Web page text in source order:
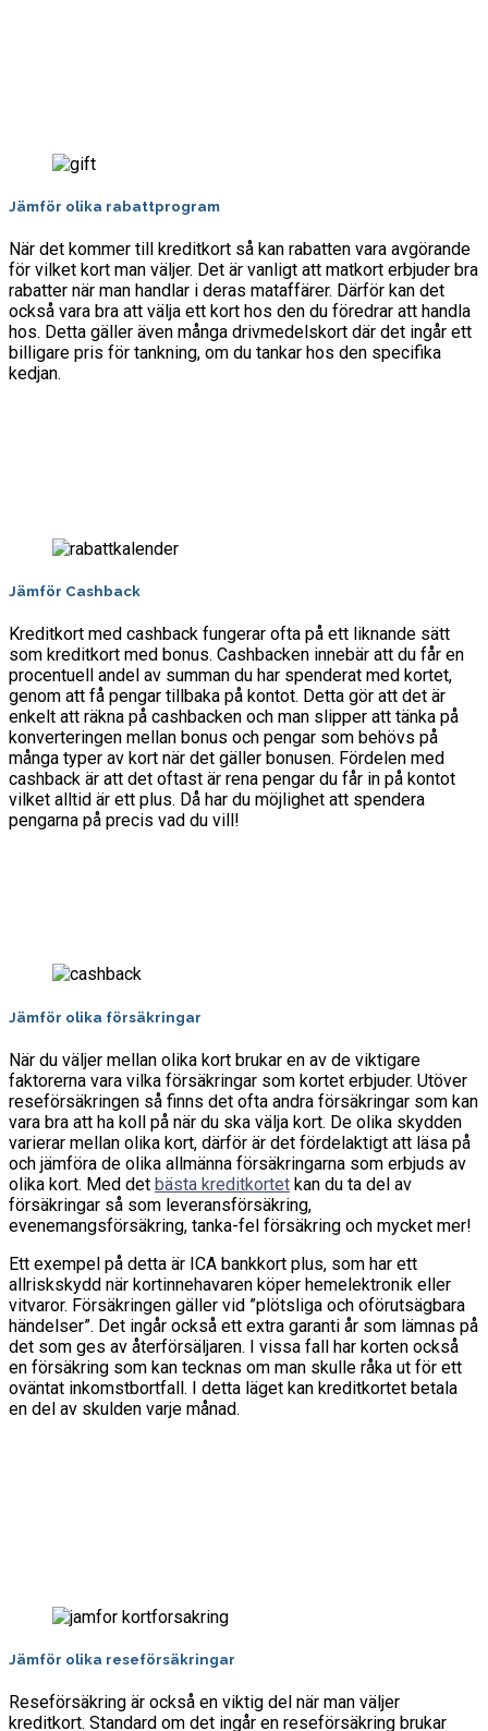
Jämför olika rabattprogram
När det kommer till kreditkort så kan rabatten vara avgörande
för vilket kort man väljer. Det är vanligt att matkort erbjuder bra
rabatter när man handlar i deras mataffärer. Därför kan det
också vara bra att välja ett kort hos den du föredrar att handla
hos. Detta gäller även många drivmedelskort där det ingår ett
billigare pris för tankning, om du tankar hos den specifika
kedjan.
Jämför Cashback
Kreditkort med cashback fungerar ofta på ett liknande sätt
som kreditkort med bonus. Cashbacken innebär att du får en
procentuell andel av summan du har spenderat med kortet,
genom att få pengar tillbaka på kontot. Detta gör att det är
enkelt att räkna på cashbacken och man slipper att tänka på
konverteringen mellan bonus och pengar som behövs på
många typer av kort när det gäller bonusen. Fördelen med
cashback är att det oftast är rena pengar du får in på kontot
vilket alltid är ett plus. Då har du möjlighet att spendera
pengarna på precis vad du vill!
Jämför olika försäkringar
När du väljer mellan olika kort brukar en av de viktigare
faktorerna vara vilka försäkringar som kortet erbjuder. Utöver
reseförsäkringen så finns det ofta andra försäkringar som kan
vara bra att ha koll på när du ska välja kort. De olika skydden
varierar mellan olika kort, därför är det fördelaktigt att läsa på
och jämföra de olika allmänna försäkringarna som erbjuds av
olika kort. Med det bästa kreditkortet kan du ta del av
försäkringar så som leveransförsäkring,
evenemangsförsäkring, tanka-fel försäkring och mycket mer!
Ett exempel på detta är ICA bankkort plus, som har ett
allriskskydd när kortinnehavaren köper hemelektronik eller
vitvaror. Försäkringen gäller vid ”plötsliga och oförutsägbara
händelser”. Det ingår också ett extra garanti år som lämnas på
det som ges av återförsäljaren. I vissa fall har korten också
en försäkring som kan tecknas om man skulle råka ut för ett
oväntat inkomstbortfall. I detta läget kan kreditkortet betala
en del av skulden varje månad.
Jämför olika reseförsäkringar
Reseförsäkring är också en viktig del när man väljer
kreditkort. Standard om det ingår en reseförsäkring brukar